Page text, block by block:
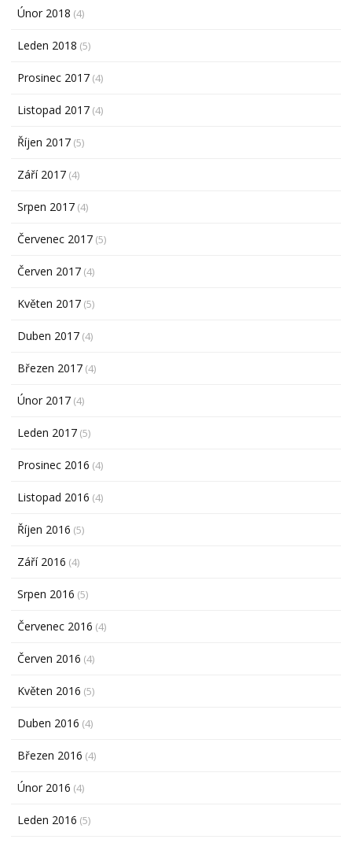
Únor 2018 (4)
Leden 2018 (5)
Prosinec 2017 (4)
Listopad 2017 (4)
Říjen 2017 (5)
Září 2017 (4)
Srpen 2017 (4)
Červenec 2017 (5)
Červen 2017 (4)
Květen 2017 (5)
Duben 2017 (4)
Březen 2017 (4)
Únor 2017 (4)
Leden 2017 (5)
Prosinec 2016 (4)
Listopad 2016 (4)
Říjen 2016 (5)
Září 2016 (4)
Srpen 2016 (5)
Červenec 2016 (4)
Červen 2016 (4)
Květen 2016 (5)
Duben 2016 (4)
Březen 2016 (4)
Únor 2016 (4)
Leden 2016 (5)